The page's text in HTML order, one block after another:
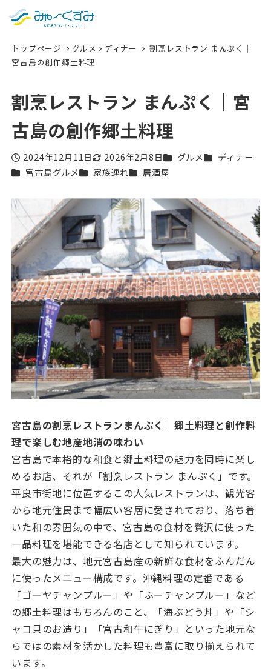
한국어
検索
トップページ グルメ ディナー
割烹レストラン まんぷく｜
宮古島の創作郷土料理
割烹レストラン まんぷく｜宮
古島の創作郷土料理
投稿日
2024年12月11日
更新日
2026年2月8日カテゴリー
グルメカテゴリー
ディナー
カテゴリー
宮古島グルメカテゴリー
家族連れカテゴリー
居酒屋
宮古島の割烹レストランまんぷく｜郷土料理と創作料
理で楽しむ地産地消の味わい
宮古島で本格的な和食と郷土料理の魅力を同時に楽し
めるお店、それが「割烹レストラン まんぷく」です。
平良市街地に位置するこの人気レストランは、観光客
から地元住民まで幅広い客層に愛されており、落ち着
いた和の雰囲気の中で、宮古島の食材を贅沢に使った
一品料理を堪能できる名店として知られています。
最大の魅力は、地元宮古島産の新鮮な食材をふんだん
に使ったメニュー構成です。沖縄料理の定番である
「ゴーヤチャンプルー」や「ふーチャンプルー」など
の郷土料理はもちろんのこと、「海ぶどう丼」や「シ
ャコ貝のお造り」「宮古和牛にぎり」といった地元な
らではの素材を活かした料理も豊富に取り揃えられて
います。